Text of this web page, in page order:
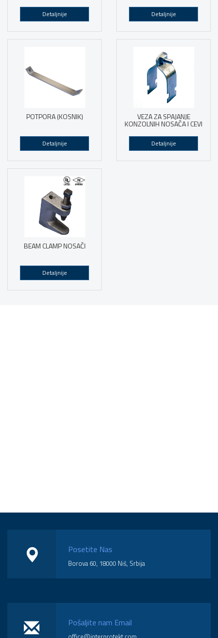
Detaljnije Detaljnije
POTPORA (KOSNIK)
Detaljnije
VEZA ZA SPAJANJE
KONZOLNIH NOSAČA I CEVI
Detaljnije
BEAM CLAMP NOSAČI
Detaljnije
Posetite Nas
Borova 60, 18000 Niš, Srbija
Pošaljite nam Email